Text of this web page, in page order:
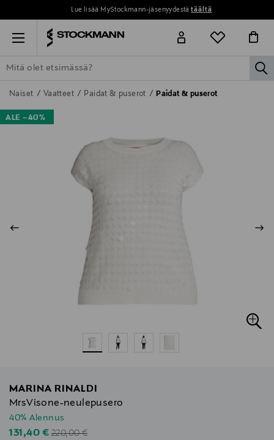
Lue lisää MyStockmann-jäsenyydestätäältä
Menu
ETSI KAIKKI NAISET MIEHET LAPSET KOTI
Naiset Vaatteet Paidat & puserot Paidat & puserot
ALE –40%
MARINA RINALDI
MrsVisone-neulepusero
40% Alennus
Discounted Price
131,40 €Original Price
220,00 €